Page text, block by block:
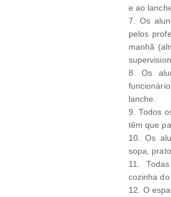
e ao
7. Os
pelos
manhã
8. Os
lanche.
9. Todos
têm que
10. Os
sopa,
11.
cozinha
12. O